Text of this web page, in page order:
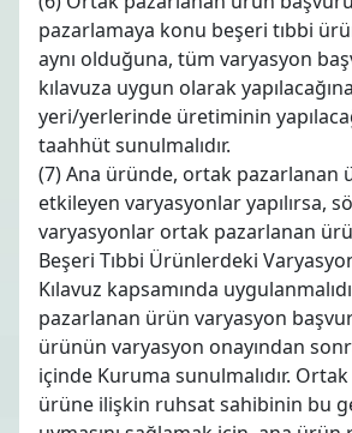
pazarlamaya konu beşeri tıbbi
aynı olduğuna, tüm varyasyon
kılavuza uygun olarak
yeri/yerlerinde üretiminin
taahhüt sunulmalıdır.
(7) Ana üründe, ortak pazarlanan
etkileyen varyasyonlar yapılırsa,
varyasyonlar ortak pazarlanan
Beşeri Tıbbi Ürünlerdeki
Kılavuz kapsamında
pazarlanan ürün varyasyon
ürünün varyasyon onayından
içinde Kuruma sunulmalıdır.
ürüne ilişkin ruhsat sahibinin bu